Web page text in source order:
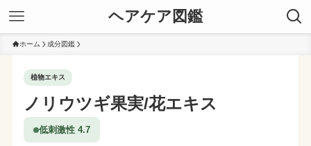
ヘアケア図鑑
ホーム 成分図鑑
植物エキス
ノリウツギ果実/花エキス
低刺激性 4.7